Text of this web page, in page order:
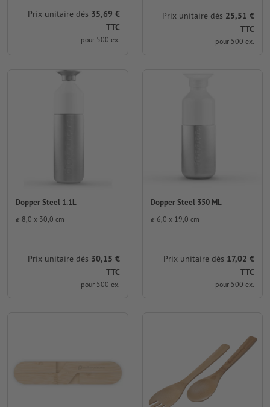
Prix unitaire dès 35,69 €
TTC
pour 500 ex.
Prix unitaire dès 25,51 €
TTC
pour 500 ex.
Dopper Steel 1.1L
⌀ 8,0 x 30,0 cm
Prix unitaire dès 30,15 €
TTC
pour 500 ex.
Dopper Steel 350 ML
⌀ 6,0 x 19,0 cm
Prix unitaire dès 17,02 €
TTC
pour 500 ex.